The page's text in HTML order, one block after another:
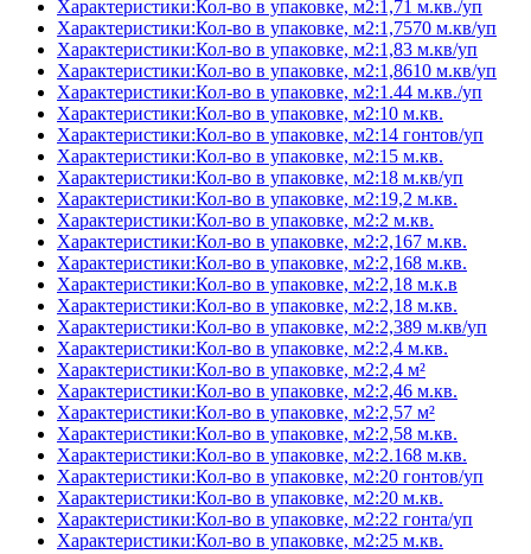
Характеристики:Кол-во в упаковке, м2:1,71 м.кв./уп
Характеристики:Кол-во в упаковке, м2:1,7570 м.кв/уп
Характеристики:Кол-во в упаковке, м2:1,83 м.кв/уп
Характеристики:Кол-во в упаковке, м2:1,8610 м.кв/уп
Характеристики:Кол-во в упаковке, м2:1.44 м.кв./уп
Характеристики:Кол-во в упаковке, м2:10 м.кв.
Характеристики:Кол-во в упаковке, м2:14 гонтов/уп
Характеристики:Кол-во в упаковке, м2:15 м.кв.
Характеристики:Кол-во в упаковке, м2:18 м.кв/уп
Характеристики:Кол-во в упаковке, м2:19,2 м.кв.
Характеристики:Кол-во в упаковке, м2:2 м.кв.
Характеристики:Кол-во в упаковке, м2:2,167 м.кв.
Характеристики:Кол-во в упаковке, м2:2,168 м.кв.
Характеристики:Кол-во в упаковке, м2:2,18 м.к.в
Характеристики:Кол-во в упаковке, м2:2,18 м.кв.
Характеристики:Кол-во в упаковке, м2:2,389 м.кв/уп
Характеристики:Кол-во в упаковке, м2:2,4 м.кв.
Характеристики:Кол-во в упаковке, м2:2,4 м²
Характеристики:Кол-во в упаковке, м2:2,46 м.кв.
Характеристики:Кол-во в упаковке, м2:2,57 м²
Характеристики:Кол-во в упаковке, м2:2,58 м.кв.
Характеристики:Кол-во в упаковке, м2:2.168 м.кв.
Характеристики:Кол-во в упаковке, м2:20 гонтов/уп
Характеристики:Кол-во в упаковке, м2:20 м.кв.
Характеристики:Кол-во в упаковке, м2:22 гонта/уп
Характеристики:Кол-во в упаковке, м2:25 м.кв.